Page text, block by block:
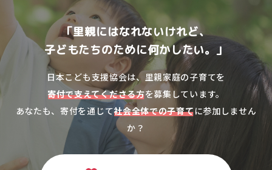
「里親にはなれないけれど、
子どもたちのために何かしたい。」
日本こども支援協会は、里親家庭の子育てを
寄付で支えてくださる方を募集しています。
あなたも、寄付を通じて社会全体での子育てに参加しません
か？